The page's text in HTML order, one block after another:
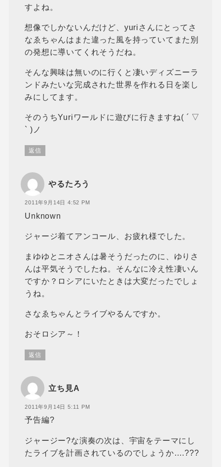
すよね。
想像でしかないんだけど、yuriさんにとってさ
なゑちゃんはまた違った風を持っていてまた別
の発想に導いてくれそうだね。
そんな興味は無いのに行くと凄いディズニーラ
ンドみたいな完成された世界を作れる日を楽し
みにしてます。
そのうちYuriワールドに遊びに行きますね( ´ ▽
` )ノ
返信
やるたろう
2011年9月14日 4:52 PM
Unknown
ジャージ着てアンコール、お疲れ様でした。
まゆゆとニオさんは暑そうだったのに、ゆりさ
んは平気そうでしたね。そんなに冷え性凄いん
ですか？ロシアにいたときは大変だったでしょ
うね。
さなゑちゃんとライブやるんですか。
おそロシア～！
返信
立ち見A
2011年9月14日 5:11 PM
予告編?
ジャージー?な演奏の次は、宇宙をテーマにし
たライブを計画されているのでしょうか….???